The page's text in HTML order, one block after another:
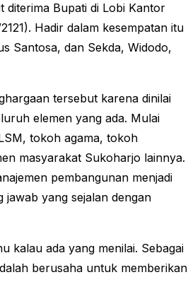
diterima Bupati di Lobi Kantor
Hadir dalam kesempatan itu
Santosa, dan Sekda, Widodo,
tersebut karena dinilai
elemen yang ada. Mulai
tokoh agama, tokoh
masyarakat Sukoharjo lainnya.
pembangunan menjadi
jawab yang sejalan dengan
kalau ada yang menilai. Sebagai
berusaha untuk memberikan